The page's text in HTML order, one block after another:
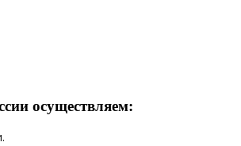
осуществляем: